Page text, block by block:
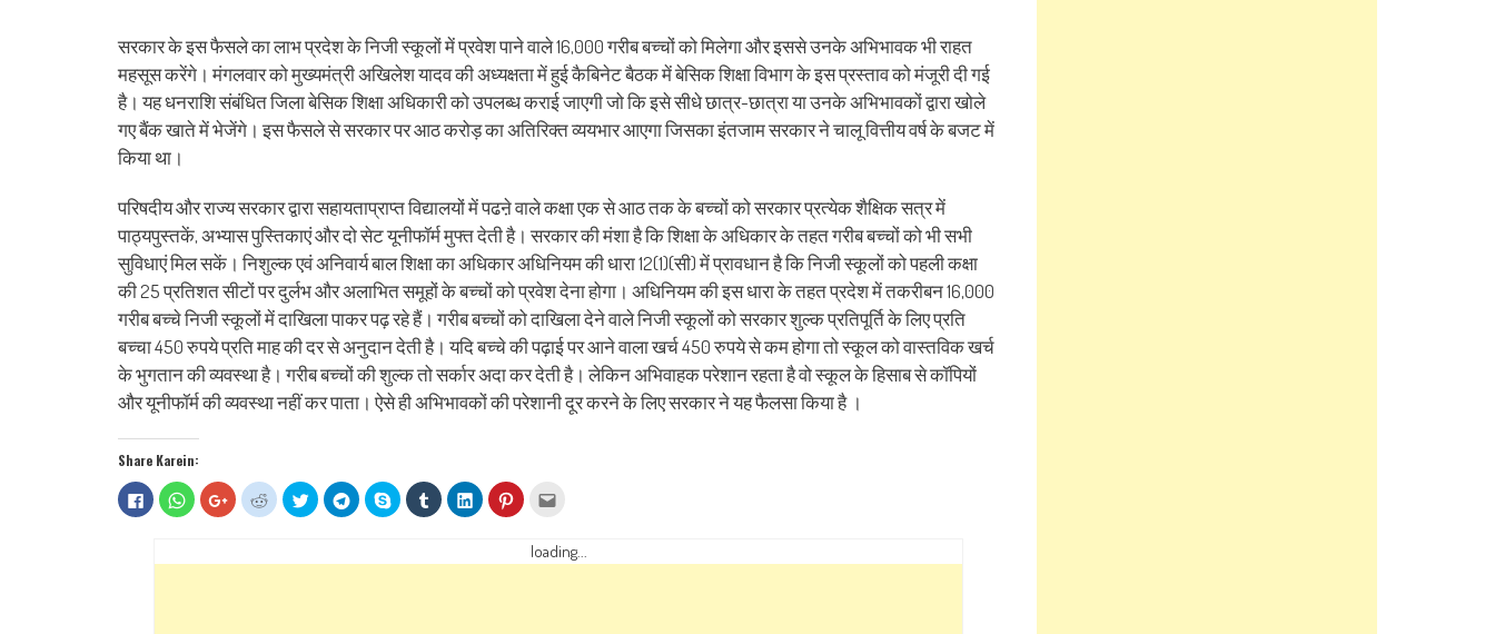
सरकार के इस फैसले का लाभ प्रदेश के निजी स्कूलों में प्रवेश पाने वाले 16,000 गरीब बच्चों को मिलेगा और इससे उनके अभिभावक भी राहत
महसूस करेंगे। मंगलवार को मुख्यमंत्री अखिलेश यादव की अध्यक्षता में हुई कैबिनेट बैठक में बेसिक शिक्षा विभाग के इस प्रस्ताव को मंजूरी दी गई
है। यह धनराशि संबंधित जिला बेसिक शिक्षा अधिकारी को उपलब्ध कराई जाएगी जो कि इसे सीधे छात्र-छात्रा या उनके अभिभावकों द्वारा खोले
गए बैंक खाते में भेजेंगे। इस फैसले से सरकार पर आठ करोड़ का अतिरिक्त व्ययभार आएगा जिसका इंतजाम सरकार ने चालू वित्तीय वर्ष के बजट में
किया था।
परिषदीय और राज्य सरकार द्वारा सहायताप्राप्त विद्यालयों में पढऩे वाले कक्षा एक से आठ तक के बच्चों को सरकार प्रत्येक शैक्षिक सत्र में
पाठ्यपुस्तकें, अभ्यास पुस्तिकाएं और दो सेट यूनीफॉर्म मुफ्त देती है। सरकार की मंशा है कि शिक्षा के अधिकार के तहत गरीब बच्चों को भी सभी
सुविधाएं मिल सकें। निशुल्क एवं अनिवार्य बाल शिक्षा का अधिकार अधिनियम की धारा 12(1)(सी) में प्रावधान है कि निजी स्कूलों को पहली कक्षा
की 25 प्रतिशत सीटों पर दुर्लभ और अलाभित समूहों के बच्चों को प्रवेश देना होगा। अधिनियम की इस धारा के तहत प्रदेश में तकरीबन 16,000
गरीब बच्चे निजी स्कूलों में दाखिला पाकर पढ़ रहे हैं। गरीब बच्चों को दाखिला देने वाले निजी स्कूलों को सरकार शुल्क प्रतिपूर्ति के लिए प्रति
बच्चा 450 रुपये प्रति माह की दर से अनुदान देती है। यदि बच्चे की पढ़ाई पर आने वाला खर्च 450 रुपये से कम होगा तो स्कूल को वास्तविक खर्च
के भुगतान की व्यवस्था है। गरीब बच्चों की शुल्क तो सर्कार अदा कर देती है। लेकिन अभिवाहक परेशान रहता है वो स्कूल के हिसाब से कॉपियों
और यूनीफॉर्म की व्यवस्था नहीं कर पाता। ऐसे ही अभिभावकों की परेशानी दूर करने के लिए सरकार ने यह फैलसा किया है ।
Share Karein:
Click
to
share
(Opens
Click
to
share
(Opens
Click
to
share
(Opens
Click
to
share
(Opens
Click
to
share
(Opens
Click
to
share
(Opens
Share
on
Skype
new
Click
to
share
(Opens
Click
to
share
(Opens
Click
to
Pinterest
(Opens
to
a
loading...